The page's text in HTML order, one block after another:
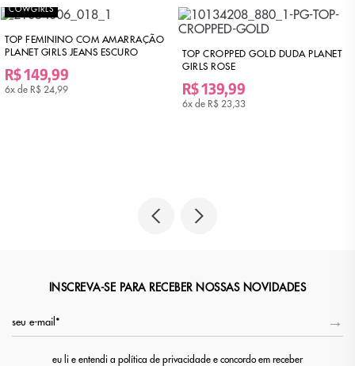
COWGIRLS
TOP FEMININO COM AMARRAÇÃO
PLANET GIRLS JEANS ESCURO
R$ 149,99
6x de R$ 24,99
TOP CROPPED GOLD DUDA PLANET
GIRLS ROSE
R$ 139,99
6x de R$ 23,33
INSCREVA-SE PARA RECEBER NOSSAS NOVIDADES
eu li e entendi a política de privacidade e concordo em receber